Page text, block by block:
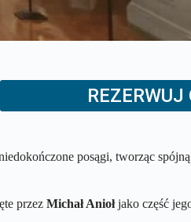
posągi, tworząc spójną
przez Michał Aniołjako część